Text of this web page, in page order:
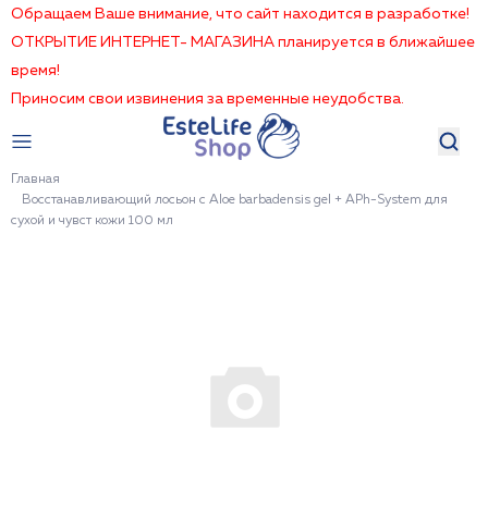
Обращаем Ваше внимание, что сайт находится в разработке!
ОТКРЫТИЕ ИНТЕРНЕТ- МАГАЗИНА планируется в ближайшее
время!
Приносим свои извинения за временные неудобства.
Главная
Восстанавливающий лосьон c Aloe barbadensis gel + APh-System для
сухой и чувст кожи 100 мл